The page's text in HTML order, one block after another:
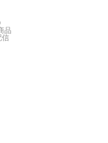
品
信